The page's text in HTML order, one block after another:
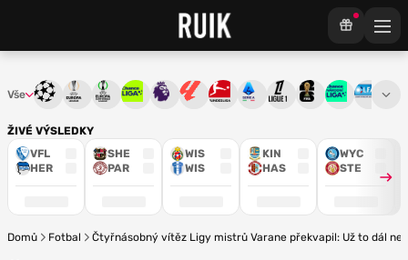
ŽIVÉ VÝSLEDKY
VFL
HER
SHE
PAR
WIS
WIS
KIN
HAS
WYC
STE
Vše Liga mistrůEvropská liga
Konferenční liga
Chance ligaPremier League
La LigaBundesliga
Serie ALigue 1Mistrovství světa
Chance3. ČFL
Domů Fotbal Čtyřnásobný vítěz Ligy mistrů Varane překvapil: Už to dál